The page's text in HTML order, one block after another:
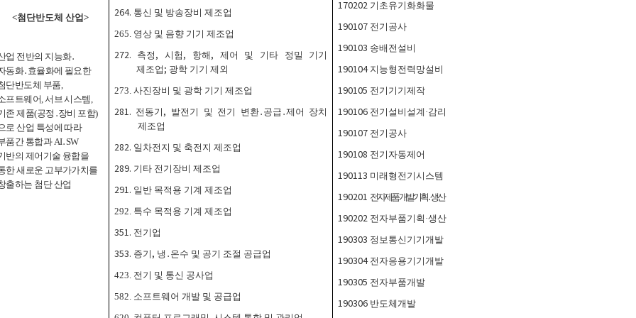
<첨단반도체 산업 >
업 전반의 지능화․
동화․ 효율화에 필요한
단반도체 부품,
프트웨어,서브 시스템,
존 제품(공정 ․장비 포함)
로 산업 특성에 따라
품간 통합과AI․SW
반의 제어기술 융합을
한 새로운 고부가가치를
출하는 첨단 산업
264. 통신 및 방송장비 제조업
265. 영상 및 음향 기기 제조업
272. 측정 ,시험 , 항해 , 제어 및 기타 정밀 기기
제조업 ; 광학 기기 제외
273. 사진장비 및 광학 기기 제조업
281. 전동기 , 발전기 및 전기 변환․ 공급 ․제어 장치
제조업
282. 일차전지 및 축전지 제조업
289. 기타 전기장비 제조업
291. 일반 목적용 기계 제조업
292. 특수 목적용 기계 제조업
351. 전기업
353. 증기 , 냉 ․ 온수 및 공기 조절 공급업
423. 전기 및 통신 공사업
582. 소프트웨어 개발 및 공급업
170202 기초유기화화물
190107 전기공사
190103 송배전설비
190104 지능형전력망설비
190105 전기기기제작
190106 전기설비설계 ·감리
190107 전기공사
190108 전기자동제어
190113 미래형전기시스템
190201 전자제품개발기획․생산
190202 전자부품기획 ·생산
190303 정보통신기기개발
190304 전자응용기기개발
190305 전자부품개발
190306 반도체개발